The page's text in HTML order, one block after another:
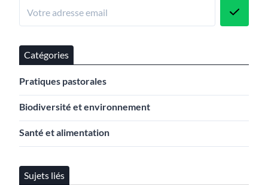
Catégories
Pratiques pastorales
Biodiversité et environnement
Santé et alimentation
Sujets liés